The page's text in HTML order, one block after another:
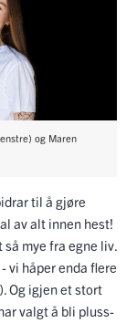
og Maren
til å gjøre
av alt innen hest!
mye fra egne liv.
vi håper enda flere
). Og igjen et stort
valgt å bli pluss-